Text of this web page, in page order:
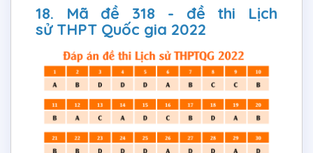
18. Mã đề 318 - đề thi Lịch
sử THPT Quốc gia 2022